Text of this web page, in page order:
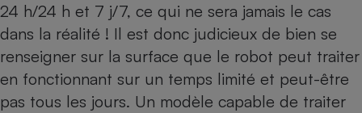
24 h/24 h et 7 j/7, ce qui ne sera jamais le cas
dans la réalité ! Il est donc judicieux de bien se
renseigner sur la surface que le robot peut traiter
en fonctionnant sur un temps limité et peut-être
pas tous les jours. Un modèle capable de traiter